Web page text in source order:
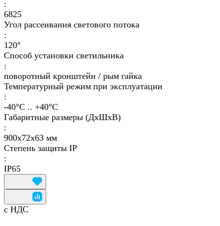
:
6825
Угол рассеивания светового потока
:
120°
Способ установки светильника
:
поворотный кронштейн / рым гайка
Температурный режим при эксплуатации
:
-40°С .. +40°C
Габаритные размеры (ДхШхВ)
:
900х72х63 мм
Степень защиты IP
:
IP65
с НДС